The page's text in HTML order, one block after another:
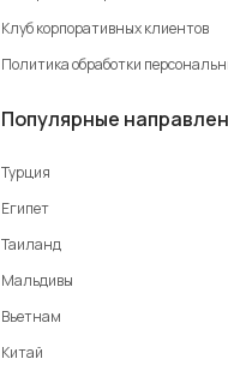
Клуб корпоративных клиентов
Политика обработки
Популярные
Турция
Египет
Таиланд
Мальдивы
Вьетнам
Китай